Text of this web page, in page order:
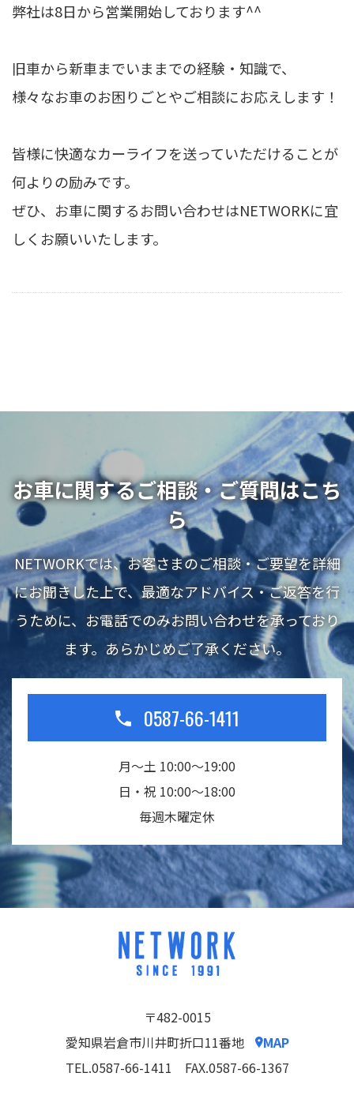
弊社は8日から営業開始しております^^
旧車から新車までいままでの経験・知識で、
様々なお車のお困りごとやご相談にお応えします！
皆様に快適なカーライフを送っていただけることが
何よりの励みです。
ぜひ、お車に関するお問い合わせはNETWORKに宜
しくお願いいたします。
お車に関するご相談・ご質問はこち
ら
NETWORKでは、お客さまのご相談・ご要望を詳細
にお聞きした上で、最適なアドバイス・ご返答を行
うために、お電話でのみお問い合わせを承っており
ます。あらかじめご了承ください。
0587-66-1411
月～土 10:00～19:00
日・祝 10:00～18:00
毎週木曜定休
〒482-0015
愛知県岩倉市川井町折口11番地
MAP
TEL.0587-66-1411 FAX.0587-66-1367